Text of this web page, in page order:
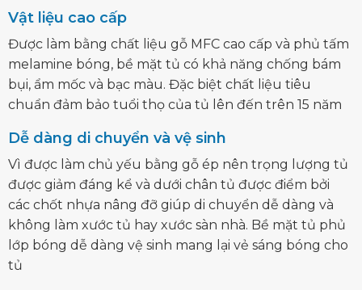
Vật liệu cao cấp
Được làm bằng chất liệu gỗ MFC cao cấp và phủ tấm
melamine bóng, bề mặt tủ có khả năng chống bám
bụi, ẩm mốc và bạc màu. Đặc biệt chất liệu tiêu
chuẩn đảm bảo tuổi thọ của tủ lên đến trên 15 năm
Dễ dàng di chuyển và vệ sinh
Vì được làm chủ yếu bằng gỗ ép nên trọng lượng tủ
được giảm đáng kể và dưới chân tủ được điểm bởi
các chốt nhựa nâng đỡ giúp di chuyển dễ dàng và
không làm xước tủ hay xước sàn nhà. Bề mặt tủ phủ
lớp bóng dễ dàng vệ sinh mang lại vẻ sáng bóng cho
tủ